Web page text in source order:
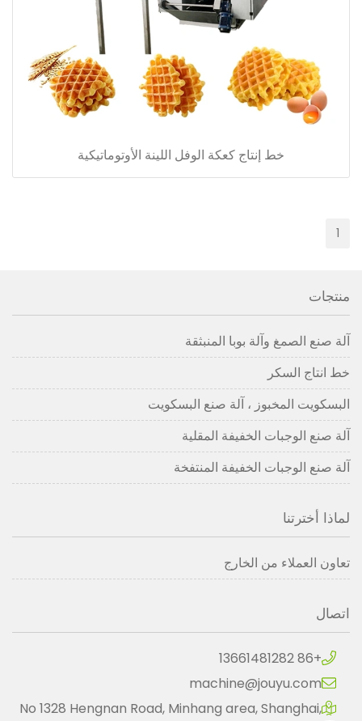
خط إنتاج كعكة الوفل اللينة الأوتوماتيكية
1
منتجات
آلة صنع الصمغ وآلة بوبا المنبثقة
خط انتاج السكر
البسكويت المخبوز ، آلة صنع البسكويت
آلة صنع الوجبات الخفيفة المقلية
آلة صنع الوجبات الخفيفة المنتفخة
لماذا أخترتنا
تعاون العملاء من الخارج
اتصال
+86 13661481282
machine@jouyu.com
No 1328 Hengnan Road, Minhang area, Shanghai,